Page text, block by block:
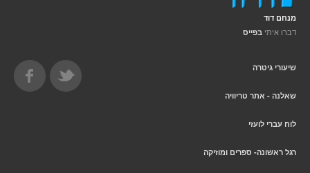
מנחם דוד
דברו איתי בפייס
שיעורי גיטרה
שאלנה - אתר טריוויה
לוח עברי לועזי
רגל ראשונה- ספרים ומוזיקה